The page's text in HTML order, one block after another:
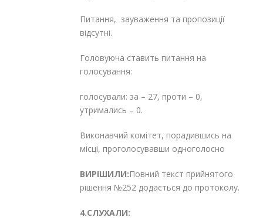
Питання, зауваження та пропозиції
відсутні.
Головуюча ставить питання на
голосування:
голосували: за – 27, проти – 0,
утримались – 0.
Виконавчий комітет, порадившись на
місці, проголосувавши одноголосно
ВИРІШИЛИ:Повний текст прийнятого
рішення №252 додається до протоколу.
4.СЛУХАЛИ: